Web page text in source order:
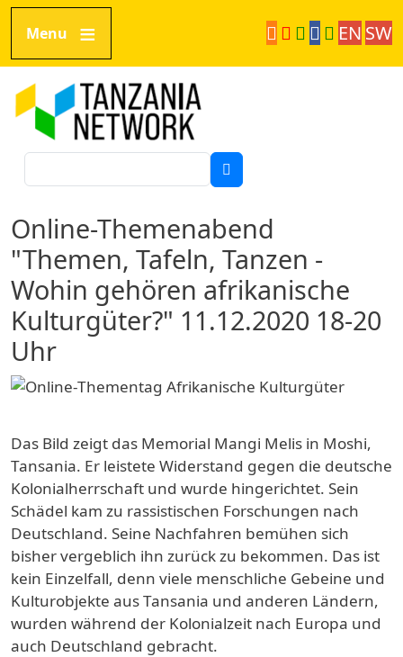
Direkt zum Inhalt
Menu
EN SW
Online-Themenabend
"Themen, Tafeln, Tanzen -
Wohin gehören afrikanische
Kulturgüter?" 11.12.2020 18-20
Uhr
Das Bild zeigt das Memorial Mangi Melis in Moshi,
Tansania. Er leistete Widerstand gegen die deutsche
Kolonialherrschaft und wurde hingerichtet. Sein
Schädel kam zu rassistischen Forschungen nach
Deutschland. Seine Nachfahren bemühen sich
bisher vergeblich ihn zurück zu bekommen. Das ist
kein Einzelfall, denn viele menschliche Gebeine und
Kulturobjekte aus Tansania und anderen Ländern,
wurden während der Kolonialzeit nach Europa und
auch Deutschland gebracht.